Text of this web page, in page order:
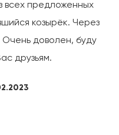
всех предложенных
козырёк. Через
Очень доволен, буду
друзьям.